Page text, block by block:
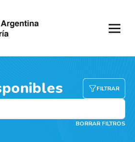
FILTRAR
BORRAR FILTROS